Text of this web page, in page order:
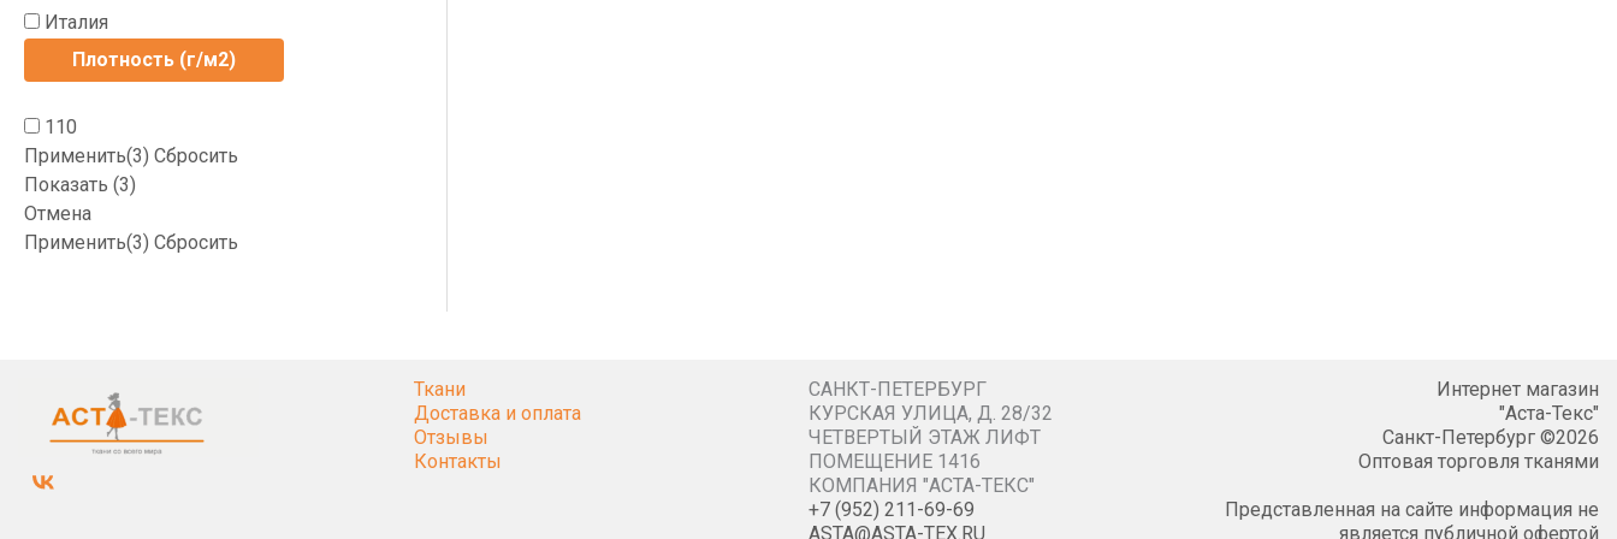
Италия
Плотность (г/м2)
110
Применить(3) Сбросить
Показать (3)
Отмена
Применить(3) Сбросить
Ткани
Доставка и оплата
Отзывы
Контакты
САНКТ-ПЕТЕРБУРГ
КУРСКАЯ УЛИЦА, Д. 28/32
ЧЕТВЕРТЫЙ ЭТАЖ ЛИФТ
ПОМЕЩЕНИЕ 1416
КОМПАНИЯ "АСТА-ТЕКС"
+7 (952) 211-69-69
ASTA@ASTA-TEX.RU
Интернет магазин
"Аста-Текс"
Санкт-Петербург ©2026
Оптовая торговля тканями
Представленная на сайте информация не
является публичной офертой